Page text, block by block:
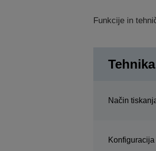
Funkcije in
Tehnika
Način